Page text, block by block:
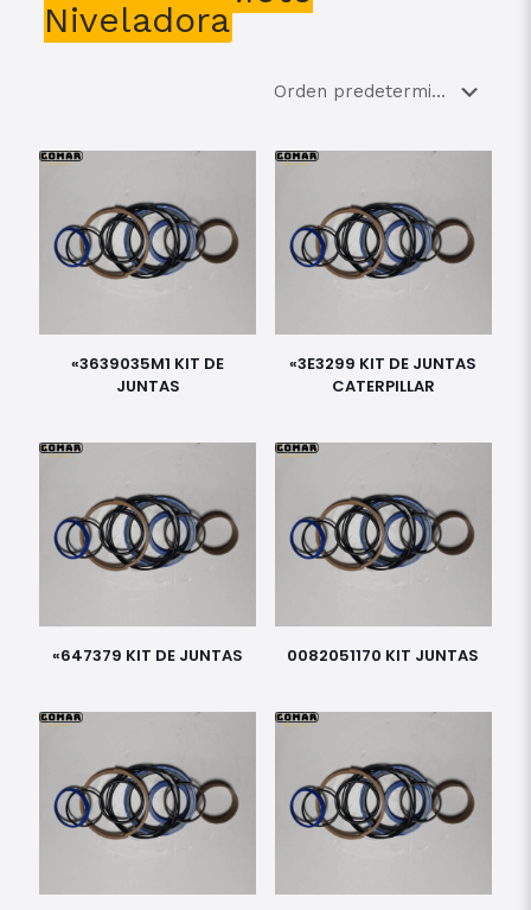
Niveladora
«3639035M1 KIT DE
JUNTAS
«3E3299 KIT DE JUNTAS
CATERPILLAR
«647379 KIT DE JUNTAS 0082051170 KIT JUNTAS